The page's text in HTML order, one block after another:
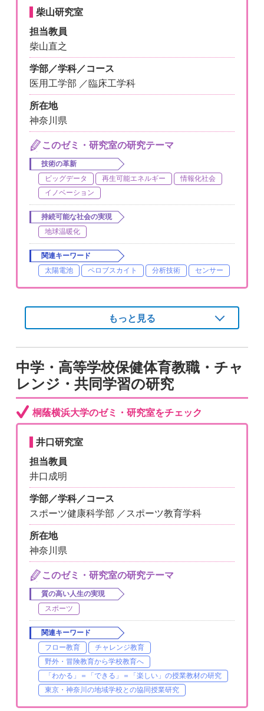
柴山研究室
担当教員
柴山直之
学部／学科／コース
医用工学部 ／臨床工学科
所在地
神奈川県
このゼミ・研究室の研究テーマ
技術の革新
ビッグデータ
再生可能エネルギー
情報化社会
イノベーション
持続可能な社会の実現
地球温暖化
関連キーワード
太陽電池
ペロブスカイト 分析技術 センサー
もっと見る
中学・高等学校保健体育教職・チャ
レンジ・共同学習の研究
桐蔭横浜大学のゼミ・研究室をチェック
井口研究室
担当教員
井口成明
学部／学科／コース
スポーツ健康科学部 ／スポーツ教育学科
所在地
神奈川県
このゼミ・研究室の研究テーマ
質の高い人生の実現
スポーツ
関連キーワード
フロー教育
チャレンジ教育
野外・冒険教育から学校教育へ
「わかる」＝「できる」＝「楽しい」の授業教材の研究
東京・神奈川の地域学校との協同授業研究